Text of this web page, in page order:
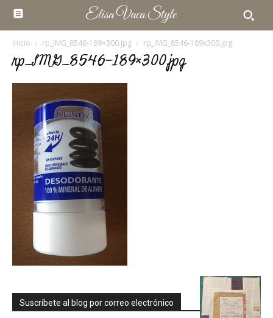
Elisa Vaca Style
Inicio rp_IMG_8546-189×300.jpg rp_IMG_8546-189x300.jpg
rp_IMG_8546-189×300.jpg
Suscríbete al blog por correo electrónico